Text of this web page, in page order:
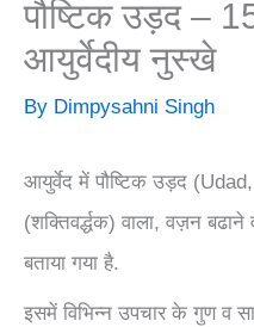
पौष्टिक उड़द –
आयुर्वेदीय नुस्खे
By Dimpysahni Singh
आयुर्वेद में पौष्टिक उड़द
(शक्तिवर्द्धक) वाला, वज़न बढाने
बताया गया है.
इसमें विभिन्न उपचार के गुण व